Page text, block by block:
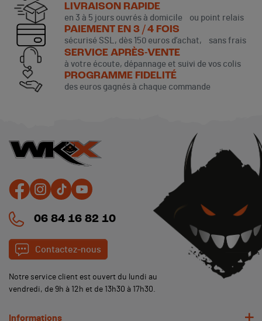
LIVRAISON RAPIDE
en 3 à 5 jours ouvrés à domicile ou point relais
PAIEMENT EN 3 / 4 FOIS
sécurisé SSL, dès 150 euros d’achat, sans frais
SERVICE APRÈS-VENTE
à votre écoute, dépannage et suivi de vos colis
PROGRAMME FIDELITÉ
des euros gagnés à chaque commande
06 84 16 82 10
Contactez-nous
Notre service client est ouvert du lundi au
vendredi, de 9h à 12h et de 13h30 à 17h30.
Informations